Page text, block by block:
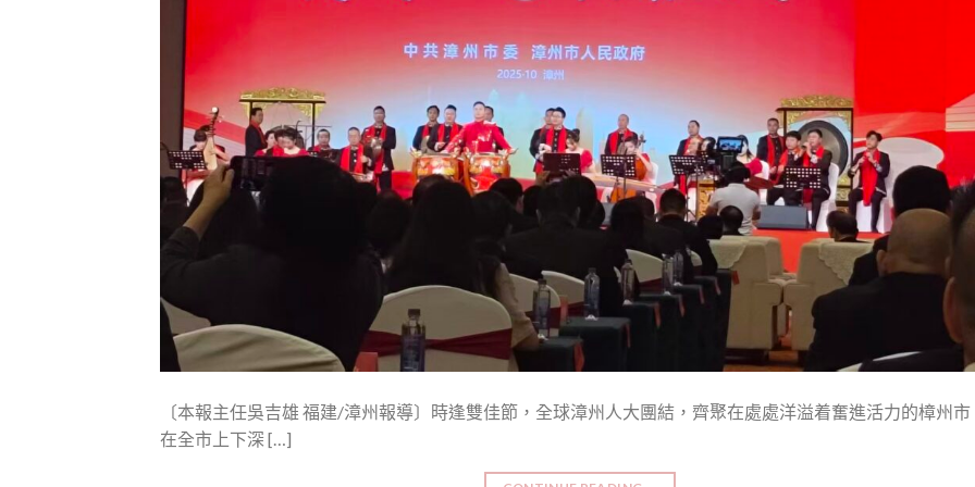
〔本報主任吳吉雄 福建/漳州報導〕時逢雙佳節，全球漳州人大團結，齊聚在處處洋溢着奮進活力的樟州市
在全市上下深 […]